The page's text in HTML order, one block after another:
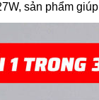
sản phẩm giúp